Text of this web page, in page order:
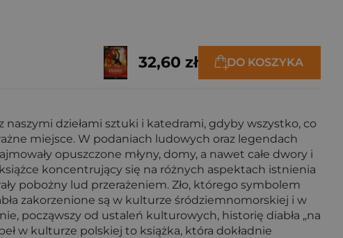
32,60 zł DO KOSZYKA
dziełami sztuki i katedrami, gdyby wszystko, co
miejsce. W podaniach ludowych oraz legendach
opuszczone młyny, domy, a nawet całe dwory i
koncentrujący się na różnych aspektach istnienia
pobożny lud przerażeniem. Zło, którego symbolem
zakorzenione są w kulturze śródziemnomorskiej i w
począwszy od ustaleń kulturowych, historię diabła „na
w kulturze polskiej to książka, która dokładnie